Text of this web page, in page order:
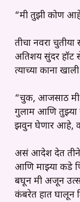
“मी तुझी कोण
तीचा नवरा
अतिशय सुंदर
त्याच्या काना
“चुक, आजसाठी
गुलाम आणि तुझ्या
झवुन घेणार आहे,
असं आदेश देत तीने
आणि माझ्या कडे
बघून मी अजून
कंबरेत हात घालून